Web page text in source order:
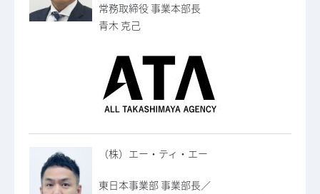
常務取締役 事業本部長
青木 克己
（株）エー・ティ・エー
東日本事業部 事業部長／